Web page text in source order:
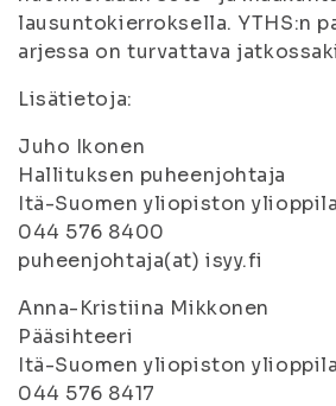
lausuntokierroksella. YTHS:n
arjessa on turvattava
Lisätietoja:
Juho Ikonen
Hallituksen puheenjohtaja
Itä-Suomen yliopiston
044 576 8400
puheenjohtaja(at) isyy.fi
Anna-Kristiina Mikkonen
Pääsihteeri
Itä-Suomen yliopiston
044 576 8417